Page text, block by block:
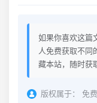
如果你喜欢这篇
人免费获取不同
藏本站，随时获
版权属于：
免